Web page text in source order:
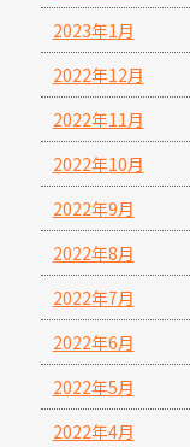
2023年1月
2022年12月
2022年11月
2022年10月
2022年9月
2022年8月
2022年7月
2022年6月
2022年5月
2022年4月